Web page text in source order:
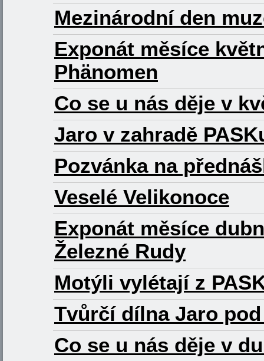
Mezinárodní den
Exponát měsíce
Phänomen
Co se u nás děje v
Jaro v zahradě
Pozvánka na
Veselé Velikonoce
Exponát měsíce
Železné Rudy
Motýli vylétají z
Tvůrčí dílna Jaro
Co se u nás děje v